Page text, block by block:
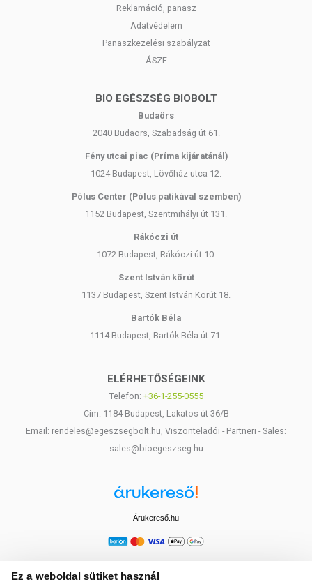
Ez a weboldal sütiket használ
Reklamáció, panasz
Adatvédelem
Panaszkezelési szabályzat
ÁSZF
BIO EGÉSZSÉG BIOBOLT
Budaörs
2040 Budaörs, Szabadság út 61.
Fény utcai piac (Príma kijáratánál)
1024 Budapest, Lövőház utca 12.
Pólus Center (Pólus patikával szemben)
1152 Budapest, Szentmihályi út 131.
Rákóczi út
1072 Budapest, Rákóczi út 10.
Szent István körút
1137 Budapest, Szent István Körút 18.
Bartók Béla
1114 Budapest, Bartók Béla út 71.
ELÉRHETŐSÉGEINK
Telefon: +36-1-255-0555
Cím: 1184 Budapest, Lakatos út 36/B
Email: rendeles@egeszsegbolt.hu, Viszonteladói - Partneri - Sales:
sales@bioegeszseg.hu
Árukereső.hu